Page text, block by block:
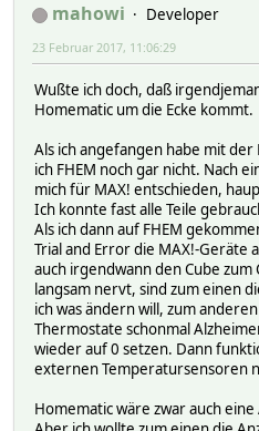
mahowi
Developer
23 Februar 2017, 11:06:29
Wußte ich doch, daß
Homematic um die Ecke kommt.
Als ich angefangen habe mit
ich FHEM noch gar nicht. Nach
mich für MAX! entschieden,
Ich konnte fast alle Teile
Als ich dann auf FHEM
Trial and Error die MAX!-Geräte
auch irgendwann den Cube zum
langsam nervt, sind zum einen
ich was ändern will, zum
Thermostate schonmal
wieder auf 0 setzen. Dann
externen Temperatursensoren
Homematic wäre zwar auch